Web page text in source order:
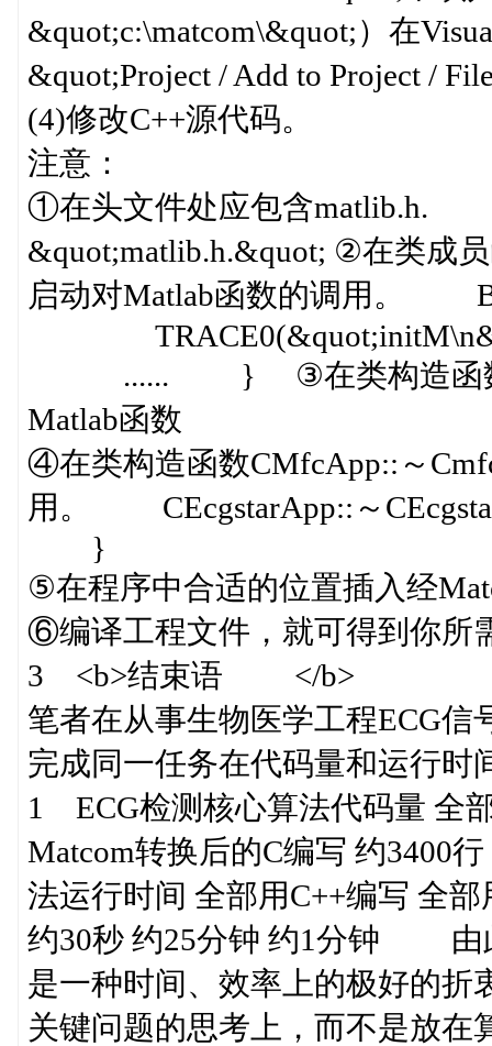
&quot;c:\matcom\&quot;）在
&quot;Project / Add to Project
(4)修改C++源代码。
注意：
①在头文件处应包含
&quot;matlib.h.&quot; ②在类成
启动对Matlab函数的调用。
...... } ③在类构造函数
Matlab函数
④在类构造函数CMfcApp::～
用。 CEcgstarApp::
}
⑤在程序中合适的位置插入经
⑥编译工程文件，就可得到你所
3 <b>结束语 </b>
笔者在从事生物医学工程ECG
完成同一任务在代码量和运行时
1 ECG检测核心算法代码量 全
Matcom转换后的C编写 约3400
法运行时间 全部用C++编写 全
约30秒 约25分钟 约1分钟 由
是一种时间、效率上的极好的折
关键问题的思考上，而不是放在